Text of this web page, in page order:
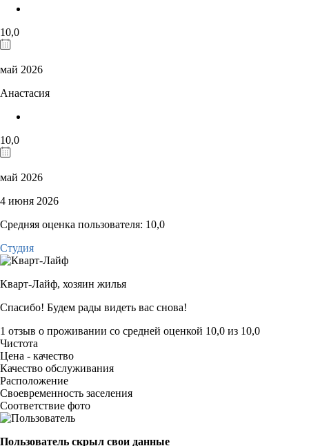
10,0
май 2026
Анастасия
10,0
май 2026
4 июня 2026
Средняя оценка пользователя: 10,0
Студия
Кварт-Лайф, хозяин жилья
Спасибо! Будем рады видеть вас снова!
1 отзыв о проживании со средней оценкой 10,0 из 10,0
Чистота
Цена - качество
Качество обслуживания
Расположение
Своевременность заселения
Соответствие фото
Пользователь скрыл свои данные